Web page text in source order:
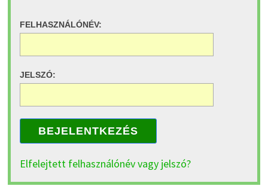
FELHASZNÁLÓNÉV:
JELSZÓ:
BEJELENTKEZÉS
Elfelejtett felhasználónév vagy jelszó?